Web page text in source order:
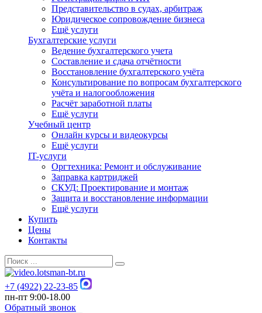
Представительство в судах, арбитраж
Юридическое сопровождение бизнеса
Ещё услуги
Бухгалтерские услуги
Ведение бухгалтерского учета
Составление и сдача отчётности
Восстановление бухгалтерского учёта
Консультирование по вопросам бухгалтерского
учёта и налогообложения
Расчёт заработной платы
Ещё услуги
Учебный центр
Онлайн курсы и видеокурсы
Ещё услуги
IT-услуги
Оргтехника: Ремонт и обслуживание
Заправка картриджей
СКУД: Проектирование и монтаж
Защита и восстановление информации
Ещё услуги
Купить
Цены
Контакты
+7 (4922) 22-23-85
пн-пт 9:00-18.00
Обратный звонок